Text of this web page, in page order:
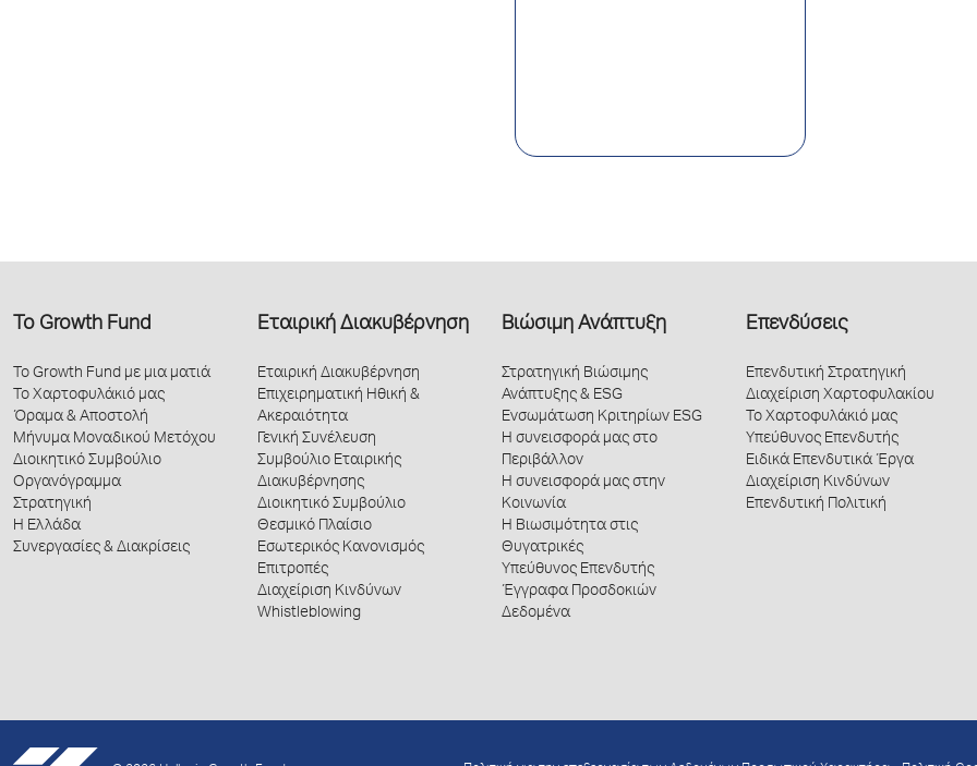
Το Growth Fund
Το Growth Fund με μια ματιά
Το Χαρτοφυλάκιό μας
Όραμα & Αποστολή
Μήνυμα Μοναδικού Μετόχου
Διοικητικό Συμβούλιο
Οργανόγραμμα
Στρατηγική
Η Ελλάδα
Συνεργασίες & Διακρίσεις
Εταιρική Διακυβέρνηση
Εταιρική Διακυβέρνηση
Επιχειρηματική Ηθική &
Ακεραιότητα
Γενική Συνέλευση
Συμβούλιο Εταιρικής
Διακυβέρνησης
Διοικητικό Συμβούλιο
Θεσμικό Πλαίσιο
Εσωτερικός Κανονισμός
Επιτροπές
Διαχείριση Κινδύνων
Whistleblowing
Βιώσιμη Ανάπτυξη
Στρατηγική Βιώσιμης
Ανάπτυξης & ESG
Ενσωμάτωση Κριτηρίων ESG
Η συνεισφορά μας στο
Περιβάλλον
Η συνεισφορά μας στην
Κοινωνία
Η Βιωσιμότητα στις
Θυγατρικές
Υπεύθυνος Επενδυτής
Έγγραφα Προσδοκιών
Δεδομένα
Επενδύσεις
Επενδυτική Στρατηγική
Διαχείριση Χαρτοφυλακίου
Το Χαρτοφυλάκιό μας
Υπεύθυνος Επενδυτής
Ειδικά Επενδυτικά Έργα
Διαχείριση Κινδύνων
Επενδυτική Πολιτική